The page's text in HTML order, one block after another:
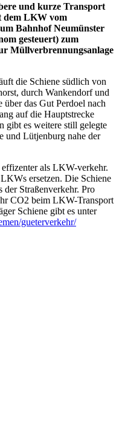
und kurze Transport
dem LKW vom
Bahnhof Neumünster
gesteuert) zum
Müllverbrennungsanlage
die Schiene südlich von
durch Wankendorf und
über das Gut Perdoel nach
auf die Hauptstrecke
gibt es weitere still gelegte
und Lütjenburg nahe der
als LKW-verkehr.
ersetzen. Die Schiene
Straßenverkehr. Pro
CO2 beim LKW-Transport
Schiene gibt es unter
gueterverkehr/